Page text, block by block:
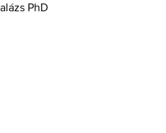
PhD